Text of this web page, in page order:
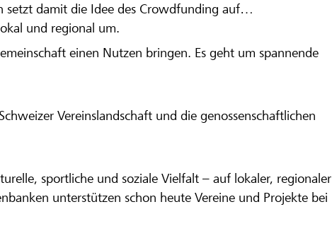
setzt damit die Idee des Crowdfunding auf
und regional um.
einen Nutzen bringen. Es geht um spannende
Vereinslandschaft und die genossenschaftlichen
sportliche und soziale Vielfalt – auf lokaler, regionaler
unterstützen schon heute Vereine und Projekte bei